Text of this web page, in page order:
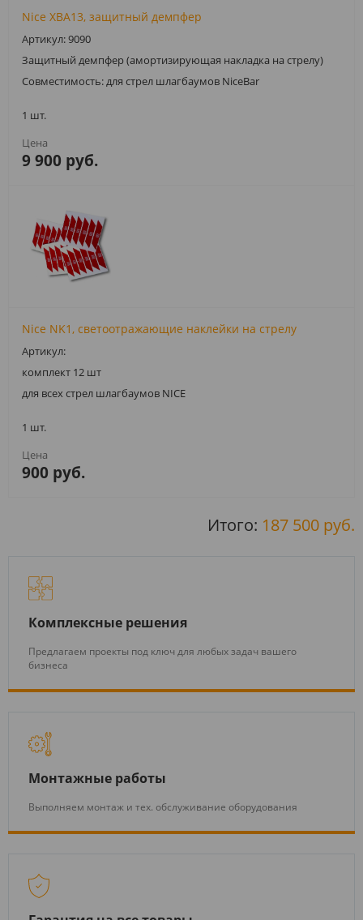
Nice XBA13, защитный демпфер
Артикул: 9090
Защитный демпфер (амортизирующая накладка на стрелу)
Совместимость: для стрел шлагбаумов NiceBar
1 шт.
9 900 руб.
Nice NK1, светоотражающие наклейки на стрелу
Артикул:
комплект 12 шт
для всех стрел шлагбаумов NICE
1 шт.
900 руб.
Итого: 187 500 руб.
Комплексные решения
Предлагаем проекты под ключ для любых задач вашего
бизнеса
Монтажные работы
Выполняем монтаж и тех. обслуживание оборудования